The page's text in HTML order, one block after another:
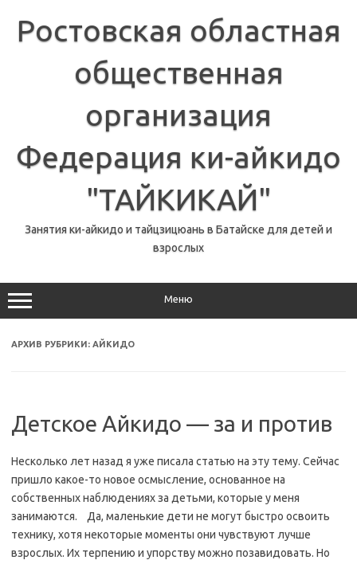
содержимому
Ростовская областная
общественная
организация
Федерация ки-айкидо
"ТАЙКИКАЙ"
Занятия ки-айкидо и тайцзицюань в Батайске для детей и
взрослых
Меню
АРХИВ РУБРИКИ: АЙКИДО
Детское Айкидо — за и против
Несколько лет назад я уже писала статью на эту тему. Сейчас
пришло какое-то новое осмысление, основанное на
собственных наблюдениях за детьми, которые у меня
занимаются. Да, маленькие дети не могут быстро освоить
технику, хотя некоторые моменты они чувствуют лучше
взрослых. Их терпению и упорству можно позавидовать. Но